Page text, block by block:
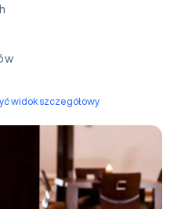
widok szczegółowy